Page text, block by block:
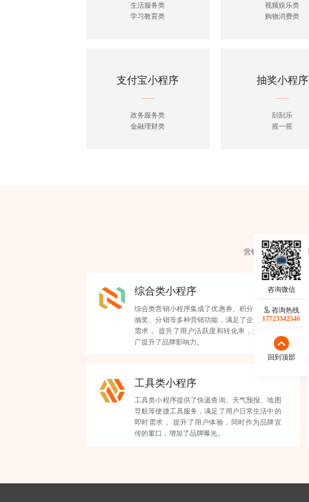
生活服务类
学习教育类
视频娱乐类
购物消费类
支付宝小程序
政务服务类
金融理财类
抽奖小程序
刮刮乐
摇一摇
营销小程序类型各
综合类小程序
综合类营销小程序集成了优惠券、积分、签到、
抽奖、分销等多种营销功能，满足了企业多样化
需求， 提升了用户活跃度和转化率，为品牌推
广提升了品牌影响力。
工具类小程序
工具类小程序提供了快递查询、天气预报、地图
导航等便捷工具服务，满足了用户日常生活中的
即时需求， 提升了用户体验，同时作为品牌宣
传的窗口，增加了品牌曝光。
咨询热线
17723342546
回到顶部